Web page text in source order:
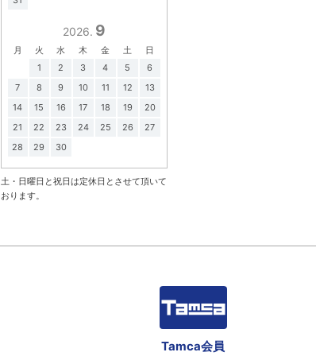
2026. 9
月 火 水 木 金 土
日
1
2 3 4 5
6
7
8 9 10 11 12
13
14
15 16 17 18 19
20
21
22 23 24 25 26
27
28
29 30
土・日曜日と祝日は定休日とさせて頂いて
おります。
Tamca会員